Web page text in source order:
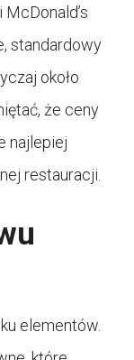
standardowy
około
że ceny
najlepiej
restauracji.
elementów.